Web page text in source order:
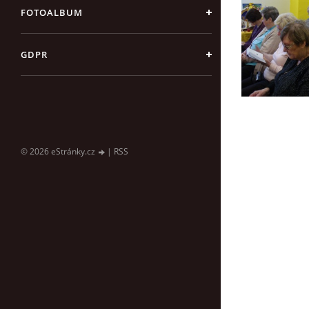
FOTOALBUM
GDPR
© 2026 eStránky.cz | RSS